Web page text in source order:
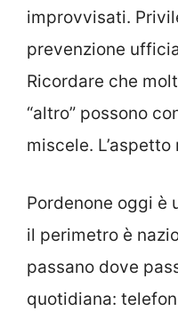
improvvisati.
prevenzione
Ricordare che
“altro” possono
miscele.
Pordenone oggi è
il perimetro è
passano dove
quotidiana: